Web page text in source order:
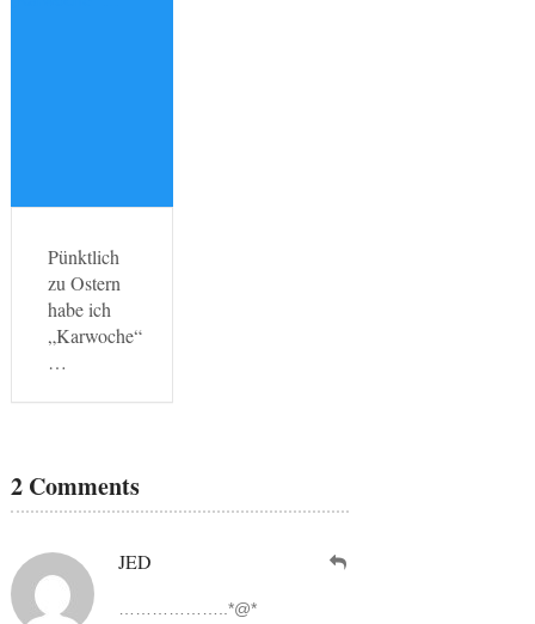
Pünktlich
zu Ostern
habe ich
„Karwoche“
…
2 Comments
JED
………………..*@*